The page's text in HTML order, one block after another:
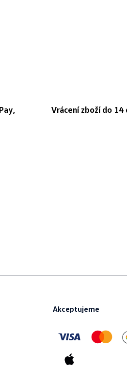
Vrácení zboží do 14
Akceptujeme